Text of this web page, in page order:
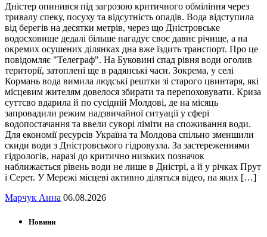
Дністер опинився під загрозою критичного обміління через
тривалу спеку, посуху та відсутність опадів. Вода відступила
від берегів на десятки метрів, через що Дністровське
водосховище дедалі більше нагадує своє давнє річище, а на
окремих осушених ділянках дна вже їздить транспорт. Про це
повідомляє "Телеграф". На Буковині спад рівня води оголив
території, затоплені ще в радянські часи. Зокрема, у селі
Кормань вода вимила людські рештки зі старого цвинтаря, які
місцевим жителям довелося збирати та перепоховувати. Криза
суттєво вдарила й по сусідній Молдові, де на місяць
запровадили режим надзвичайної ситуації у сфері
водопостачання та ввели суворі ліміти на споживання води.
Для економії ресурсів Україна та Молдова спільно зменшили
скиди води з Дністровського гідровузла. За застереженнями
гідрологів, наразі до критично низьких позначок
наближається рівень води не лише в Дністрі, а й у річках Прут
і Серет. У Мережі місцеві активно діляться відео, на яких […]
Марчук Анна 06.08.2026
Новини